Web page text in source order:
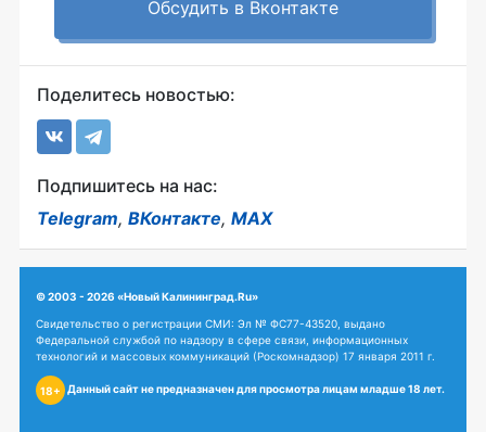
Обсудить в Вконтакте
Поделитесь новостью:
Подпишитесь на нас:
Telegram, ВКонтакте, MAX
© 2003 - 2026 «Новый Калининград.Ru»
Свидетельство о регистрации СМИ: Эл № ФС77-43520, выдано
Федеральной службой по надзору в сфере связи, информационных
технологий и массовых коммуникаций (Роскомнадзор) 17 января 2011 г.
18+ Данный сайт не предназначен для просмотра лицам младше 18 лет.